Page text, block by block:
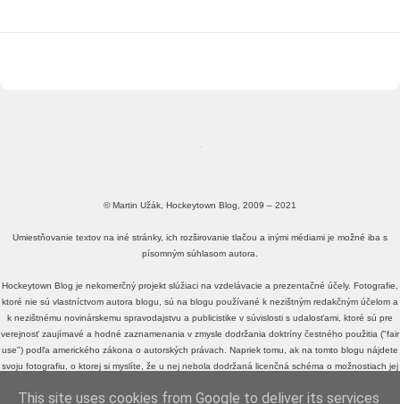
© Martin Užák, Hockeytown Blog, 2009 – 2021
Umiestňovanie textov na iné stránky, ich rozširovanie tlačou a inými médiami je možné iba s
písomným súhlasom autora.
Hockeytown Blog je nekomerčný projekt slúžiaci na vzdelávacie a prezentačné účely. Fotografie,
ktoré nie sú vlastníctvom autora blogu, sú na blogu používané k nezištným redakčným účelom a
k nezištnému novinárskemu spravodajstvu a publicistike v súvislosti s udalosťami, ktoré sú pre
verejnosť zaujímavé a hodné zaznamenania v zmysle dodržania doktríny čestného použitia ("fair
use") podľa amerického zákona o autorských právach. Napriek tomu, ak na tomto blogu nájdete
svoju fotografiu, o ktorej si myslíte, že u nej nebola dodržaná licenčná schéma o možnostiach jej
čestného použitia ("fair use") podľa amerického zákona o autorských právach, a neželáte si, aby
This site uses cookies from Google to deliver its services